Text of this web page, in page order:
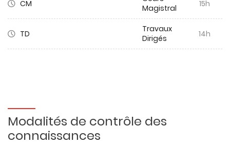
CM
Magistral
15h
TD
Travaux
Dirigés
14h
Modalités de contrôle des
connaissances